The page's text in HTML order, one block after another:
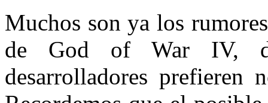
Muchos son ya los
de God of War IV,
desarrolladores prefieren